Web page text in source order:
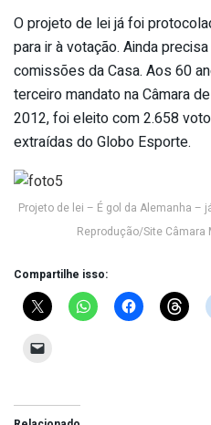
O projeto de lei já foi
para ir à votação. Ainda
comissões da Casa. Aos 60
terceiro mandato na Câmara
2012, foi eleito com 2.658
extraídas do Globo Esporte.
Projeto de lei – É gol da Alemanha –
Reprodução/Site
Compartilhe isso: